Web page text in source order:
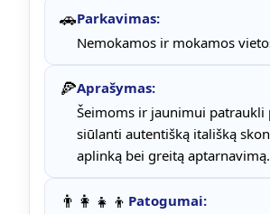
🚗Parkavimas:
Nemokamos ir mokamos
🍕Aprašymas:
Šeimoms ir jaunimui patraukli
siūlanti autentišką itališką
aplinką bei greitą aptarnavimą.
👨‍👩‍👧‍👦 Patogumai: